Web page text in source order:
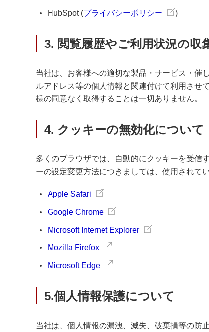
HubSpot (プライバシーポリシー )
3. 閲覧履歴やご利用状況の収
当社は、お客様への適切な製品・サービス・催
ルアドレス等の個人情報と関連付けて利用させ
様の同意なく取得することは一切ありません。
4. クッキーの無効化について
多くのブラウザでは、自動的にクッキーを受信
ーの設定変更方法につきましては、使用されて
Apple Safari
Google Chrome
Microsoft Internet Explorer
Mozilla Firefox
Microsoft Edge
5.個人情報保護について
当社は、個人情報の漏洩、滅失、破棄損等の防